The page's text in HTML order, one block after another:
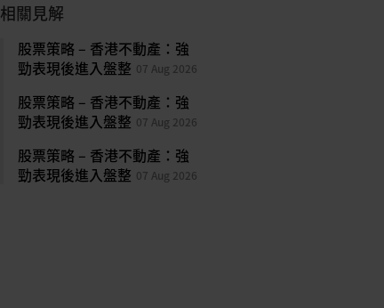
相關見解
股票策略 – 香港不動產：強
勁表現後進入盤整 07 Aug 2026
股票策略 – 香港不動產：強
勁表現後進入盤整 07 Aug 2026
股票策略 – 香港不動產：強
勁表現後進入盤整 07 Aug 2026